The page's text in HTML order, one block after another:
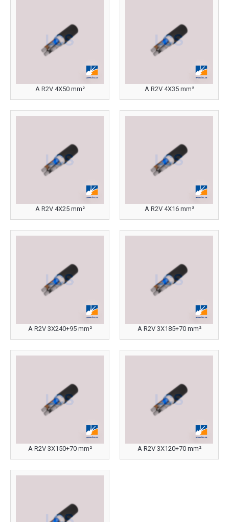
A R2V 4X50 mm² A R2V 4X35 mm²
A R2V 4X25 mm² A R2V 4X16 mm²
A R2V 3X240+95 mm² A R2V 3X185+70 mm²
A R2V 3X150+70 mm² A R2V 3X120+70 mm²